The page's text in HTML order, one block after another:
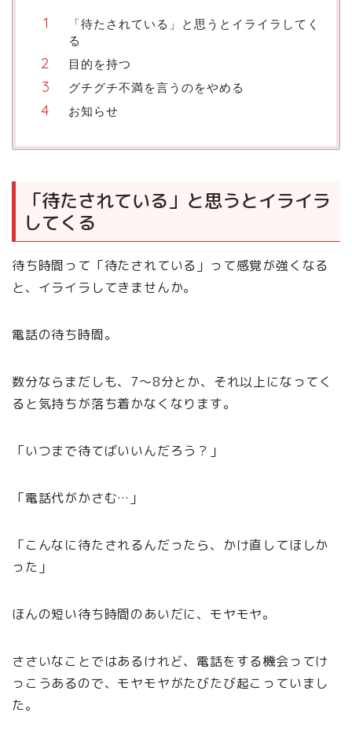
「待たされている」と思うとイライラしてく
る
目的を持つ
グチグチ不満を言うのをやめる
お知らせ
「待たされている」と思うとイライラ
してくる
待ち時間って「待たされている」って感覚が強くなる
と、イライラしてきませんか。
電話の待ち時間。
数分ならまだしも、7〜8分とか、それ以上になってく
ると気持ちが落ち着かなくなります。
「いつまで待てばいいんだろう？」
「電話代がかさむ…」
「こんなに待たされるんだったら、かけ直してほしか
った」
ほんの短い待ち時間のあいだに、モヤモヤ。
ささいなことではあるけれど、電話をする機会ってけ
っこうあるので、モヤモヤがたびたび起こっていまし
た。